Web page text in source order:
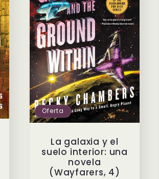
Oferta
La galaxia y el
suelo interior: una
novela
(Wayfarers, 4)